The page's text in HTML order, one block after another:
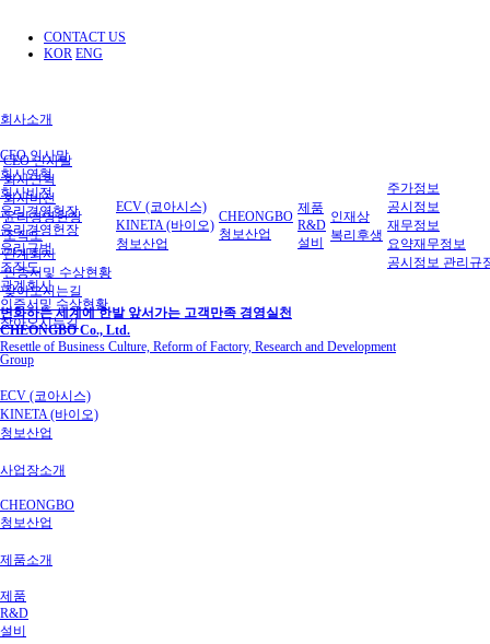
CONTACT US
KOR ENG
회사소개
CEO 인사말
회사연혁
회사비전
윤리경영헌장
윤리경영헌장
윤리규범
조직도
관계회사
인증서및 수상현황
찾아오시는길
Group
ECV (코아시스)
KINETA (바이오)
청보산업
사업장소개
CHEONGBO
청보산업
제품소개
제품
R&D
설비
CEO 인사말
회사연혁
회사비전
윤리경영헌장
조직도
관계회사
인증서및 수상현황
찾아오시는길
ECV (코아시스)
KINETA (바이오)
청보산업
CHEONGBO
청보산업
제품
R&D
설비
인재상
복리후생
주가정보
공시정보
재무정보
요약재무정보
공시정보 관리규
변화하는 세계에 한발 앞서가는 고객만족 경영실천
CHEONGBO Co., Ltd.
Resettle of Business Culture, Reform of Factory, Research and Development